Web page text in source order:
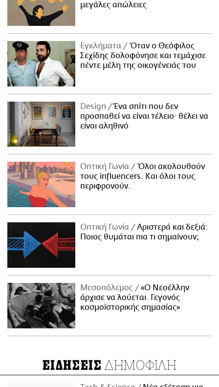
μεγάλες απώλειες
Εγκλήματα
Όταν ο Θεόφιλος
Σεχίδης δολοφόνησε και τεμάχισε
πέντε μέλη της οικογένειάς του
Design
Ένα σπίτι που δεν
προσπαθεί να είναι τέλειο· θέλει να
είναι αληθινό
Οπτική Γωνία
Όλοι ακολουθούν
τους influencers. Και όλοι τους
περιφρονούν.
Οπτική Γωνία
Αριστερά και δεξιά:
Ποιος θυμάται πια τι σημαίνουν;
Μεσοπόλεμος
«Ο Νεοέλλην
άρχισε να λούεται. Γεγονός
κοσμοϊστορικής σημασίας»
ΕΙΔΗΣΕΙΣ ΔΗΜΟΦΙΛΗ